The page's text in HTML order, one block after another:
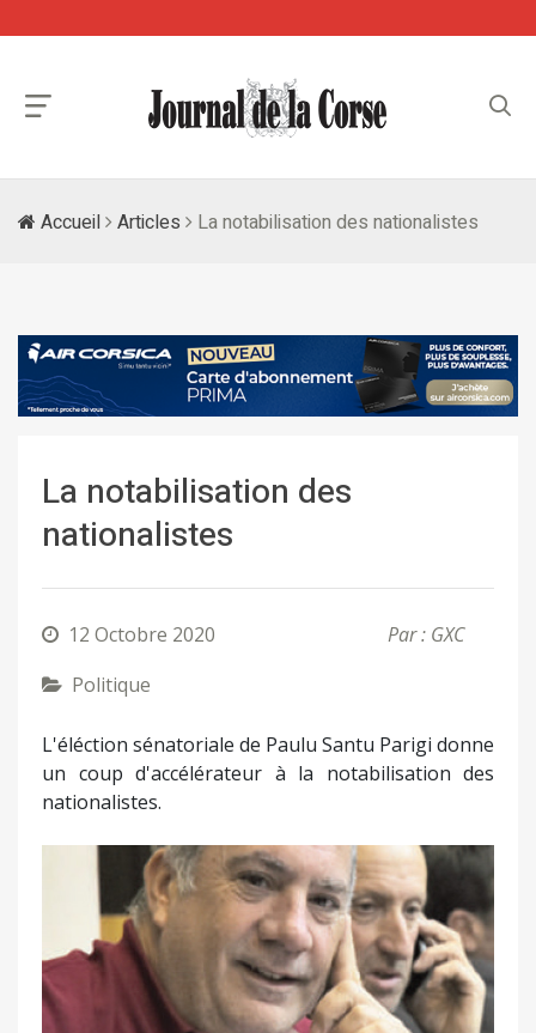
Accueil Articles La notabilisation des nationalistes
La notabilisation des
nationalistes
12 Octobre 2020
Par : GXC
Politique
L'éléction sénatoriale de Paulu Santu Parigi donne
un coup d'accélérateur à la notabilisation des
nationalistes.